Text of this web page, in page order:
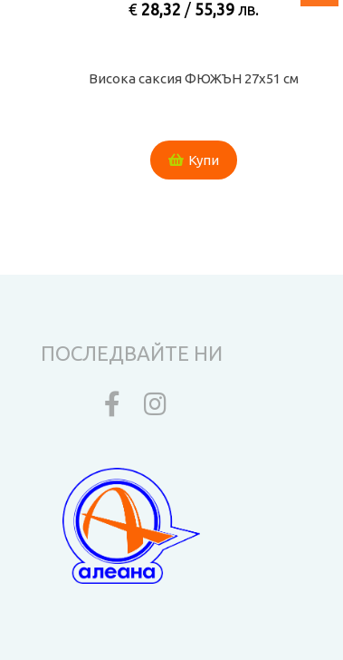
€ 28,32 / 55,39лв.
Висока саксия ФЮЖЪН 27х51 см
Купи
ПОСЛЕДВАЙТЕ НИ